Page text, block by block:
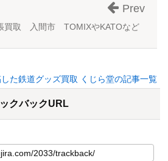
買取 入間市 TOMIXやKATOなど
Prev
た鉄道グッズ買取 くじら堂の記事一覧
クバックURL